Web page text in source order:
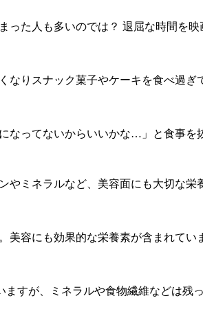
た人も多いのでは？ 退屈な時間を
りスナック菓子やケーキを食べ過
ってないからいいかな…」と食事を
ミネラルなど、美容面にも大切な
容にも効果的な栄養素が含まれて
すが、ミネラルや食物繊維などは残